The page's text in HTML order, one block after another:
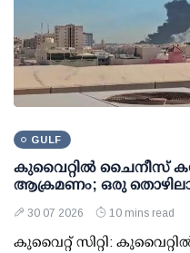
GULF
കുവൈറ്റില്‍ ചൈനീസ്
ആക്രമണം; ഒരു
30 07 2026 10 mins read
കുവൈറ്റ് സിറ്റി: